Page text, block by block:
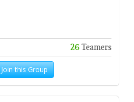
26Teamers
Join this Group